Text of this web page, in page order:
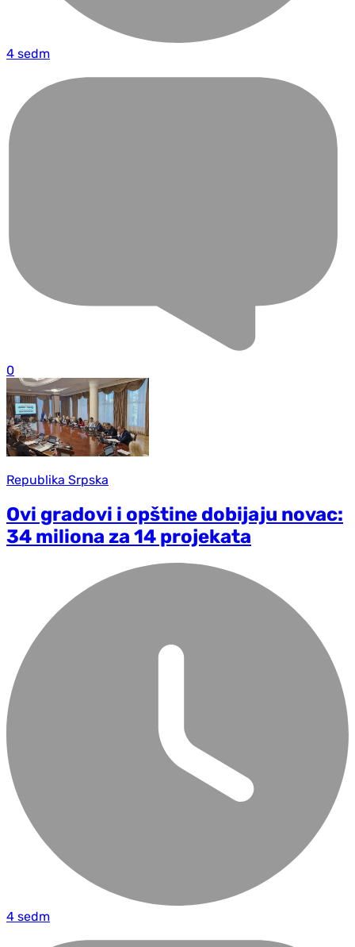
4 sedm
0
Republika Srpska
Ovi gradovi i opštine dobijaju novac:
34 miliona za 14 projekata
4 sedm